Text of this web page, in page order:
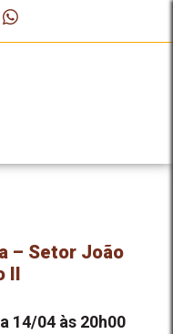
– Setor João
II
14/04 às 20h00